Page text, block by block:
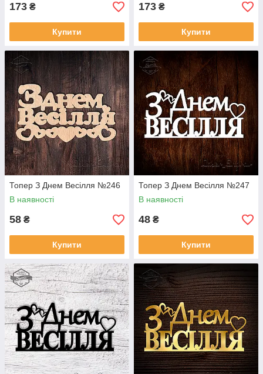
173 ₴
Купити
173 ₴
Купити
Топер З Днем Весілля №246
В наявності
58 ₴
Купити
Топер З Днем Весілля №247
В наявності
48 ₴
Купити